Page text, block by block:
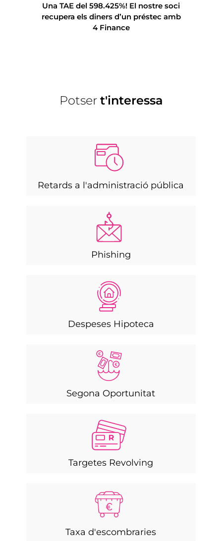
Una TAE del 598.425%! El nostre soci
recupera els diners d’un préstec amb
4 Finance
Potser t'interessa
Retards a l'administració pública
Phishing
Despeses Hipoteca
Segona Oportunitat
Targetes Revolving
Taxa d'escombraries